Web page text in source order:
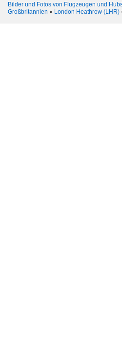
Bilder und Fotos von Flugzeugen und
Großbritannien » London Heathrow (LHR)